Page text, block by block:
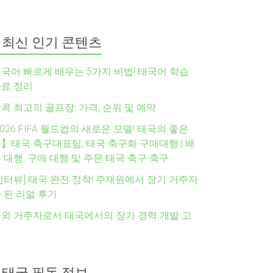
최신 인기 콘텐츠
어 빠르게 배우는 5가지 비법! 태국어 학습
정리
최고의 골프장: 가격, 순위 및 예약
FIFA 월드컵의 새로운 모델! 태국의 좋은
태국 축구대표팀, 태국 축구화 구매대행 | 배
대행, 구매 대행 및 주문 태국 축구 축구
터뷰] 태국 완전 정착! 주재원에서 장기 거주자
된 리얼 후기
거주자로서 태국에서의 장기 경력 개발 고